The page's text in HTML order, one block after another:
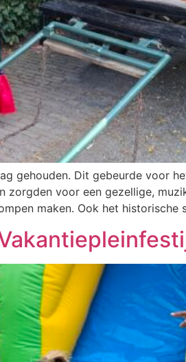
gehouden. Dit gebeurde voor
zorgden voor een gezellige,
maken. Ook het